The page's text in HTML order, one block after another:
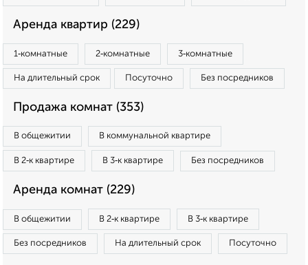
Аренда квартир (229)
1‑комнатные 2‑комнатные 3‑комнатные
На длительный срок Посуточно Без посредников
Продажа комнат (353)
В общежитии В коммунальной квартире
В 2‑к квартире В 3‑к квартире Без посредников
Аренда комнат (229)
В общежитии В 2‑к квартире В 3‑к квартире
Без посредников На длительный срок Посуточно